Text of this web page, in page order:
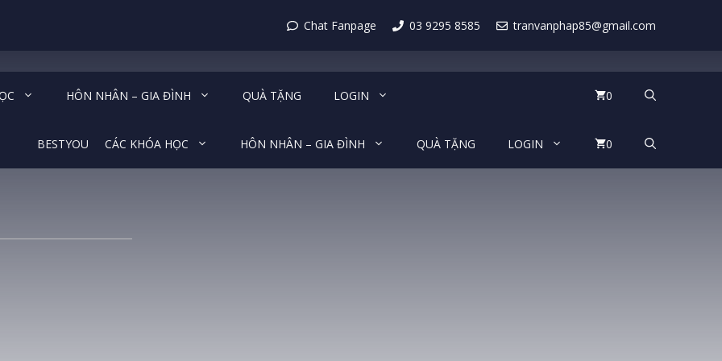
Chat Fanpage 03 9295 8585 tranvanphap85@gmail.com
HÔN NHÂN – GIA ĐÌNH QUÀ TẶNG LOGIN 0
BESTYOU CÁC KHÓA HỌC HÔN NHÂN – GIA ĐÌNH QUÀ TẶNG LOGIN 0